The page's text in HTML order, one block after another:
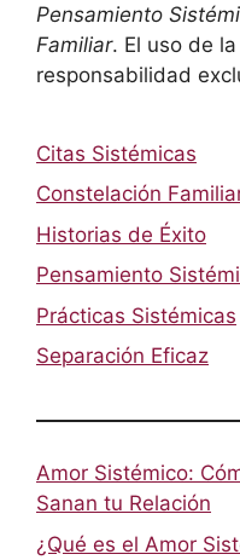
Pensamiento
Familiar. El uso de
responsabilidad
Citas Sistémicas
Constelación
Historias de Éxito
Pensamiento
Prácticas Sistémicas
Separación Eficaz
Amor Sistémico:
Sanan tu Relación
¿Qué es el Amor